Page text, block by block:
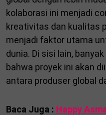
kolaborasi ini menjadi
kreativitas dan kualitas
menjadi faktor utama
dunia. Di sisi lain,
bahwa proyek ini akan
antara produser global
Baca Juga : Happy